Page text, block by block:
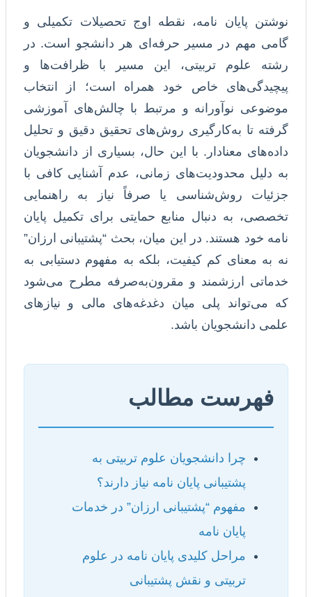
نوشتن پایان نامه، نقطه اوج تحصیلات تکمیلی و
گامی مهم در مسیر حرفه‌ای هر دانشجو است. در
رشته علوم تربیتی، این مسیر با ظرافت‌ها و
پیچیدگی‌های خاص خود همراه است؛ از انتخاب
موضوعی نوآورانه و مرتبط با چالش‌های آموزشی
گرفته تا به‌کارگیری روش‌های تحقیق دقیق و تحلیل
داده‌های معنادار. با این حال، بسیاری از دانشجویان
به دلیل محدودیت‌های زمانی، عدم آشنایی کافی با
جزئیات روش‌شناسی یا صرفاً نیاز به راهنمایی
تخصصی، به دنبال منابع حمایتی برای تکمیل پایان
نامه خود هستند. در این میان، بحث “پشتیبانی ارزان”
نه به معنای کم کیفیت، بلکه به مفهوم دستیابی به
خدماتی ارزشمند و مقرون‌به‌صرفه مطرح می‌شود
که می‌تواند پلی میان دغدغه‌های مالی و نیازهای
علمی دانشجویان باشد.
فهرست مطالب
چرا دانشجویان علوم تربیتی به
پشتیبانی پایان نامه نیاز دارند؟
مفهوم “پشتیبانی ارزان” در خدمات
پایان نامه
مراحل کلیدی پایان نامه در علوم
تربیتی و نقش پشتیبانی